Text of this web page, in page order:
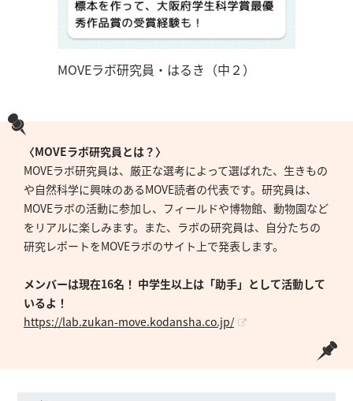
MOVEラボ研究員・はるき（中２）
〈MOVEラボ研究員とは？〉
MOVEラボ研究員は、厳正な選考によって選ばれた、生きもの
や自然科学に興味のあるMOVE読者の代表です。研究員は、
MOVEラボの活動に参加し、フィールドや博物館、動物園など
をリアルに楽しみます。また、ラボの研究員は、自分たちの
研究レポートをMOVEラボのサイト上で発表します。
メンバーは現在16名！ 中学生以上は「助手」として活動して
いるよ！
https://lab.zukan-move.kodansha.co.jp/